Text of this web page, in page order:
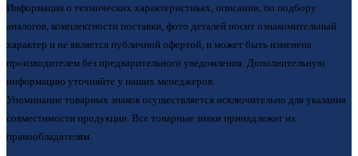
Информация о технических характеристиках, описании, по подбору
аналогов, комплектности поставки, фото деталей носит ознакомительный
характер и не является публичной офертой, и может быть изменена
производителем без предварительного уведомления. Дополнительную
информацию уточняйте у наших менеджеров.
Упоминание товарных знаков осуществляется исключительно для указания
совместимости продукции. Все товарные знаки принадлежат их
правообладателям.